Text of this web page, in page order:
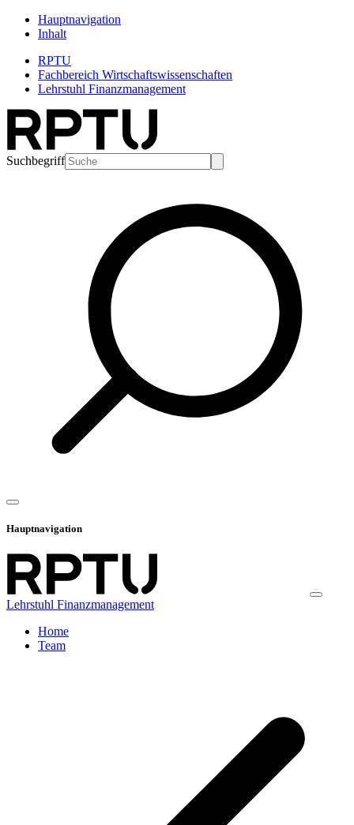
Hauptnavigation
Inhalt
RPTU
Fachbereich Wirtschaftswissenschaften
Lehrstuhl Finanzmanagement
Suchbegriff
Hauptnavigation
Lehrstuhl Finanzmanagement
Home
Team